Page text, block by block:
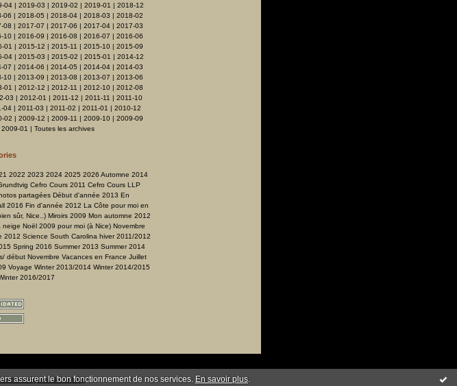
assurent le bon fonctionnement de nos services. En savoir plus.
04| 2019-03 | 2019-02 | 2019-01 | 2018-12
06 | 2018-05 | 2018-04 | 2018-03 | 2018-02
08 | 2017-07 | 2017-06 | 2017-04 | 2017-03
10 | 2016-09 | 2016-08 | 2016-07 | 2016-06
01 | 2015-12 | 2015-11 | 2015-10 | 2015-09
04| 2015-03 | 2015-02 | 2015-01 | 2014-12
07 | 2014-06 | 2014-05 | 2014-04 | 2014-03
10 | 2013-09 | 2013-08 | 2013-07 | 2013-06
01 | 2012-12 | 2012-11 | 2012-10 | 2012-08
03 | 2012-01 | 2011-12 | 2011-11 | 2011-10
04| 2011-03 | 2011-02 | 2011-01 | 2010-12
02 | 2009-12 | 2009-11 | 2009-10| 2009-09
2009-01 | Toutes les archives
2022 2023 2024 2025 2026 Automne 2014
Cefro Cours 2011 Cefro Cours LLP
partagées Début d'année 2013 En
2016 Fin d'année 2012 La Côte pour moi en
sûr, Nice..) Miroirs 2009 Mon automne 2012
neige Noël 2009 pour moi (à Nice) Novembre
2012 Science South Carolina hiver 2011/2012
Spring 2016 Summer 2013 Summer 2014
début Novembre Vacances en France Juillet
Voyage Winter 2013/2014 Winter 2014/2015
2016/2017
légales de ce blog